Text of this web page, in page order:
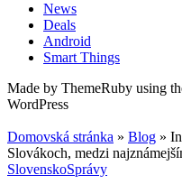
News
Deals
Android
Smart Things
Made by ThemeRuby using
WordPress
Domovská stránka » Blog »
Slovákoch, medzi
SlovenskoSprávy